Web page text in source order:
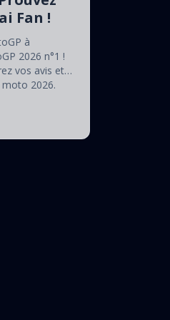
Fan !
à
2026 n°1 !
vos avis et
2026.